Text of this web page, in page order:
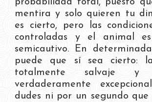
probabilidad total, puesto
mentira y solo quieren tu
es cierto, pero las
controladas y el animal
semicautivo. En
puede que sí sea cierto:
totalmente salvaje
verdaderamente
dudes ni por un segundo